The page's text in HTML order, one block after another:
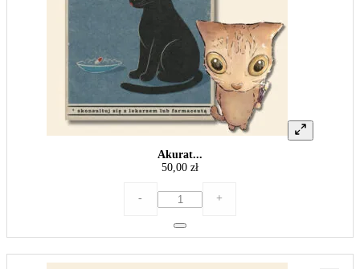
Akurat...
50,00 zł
-
Akurat...
+